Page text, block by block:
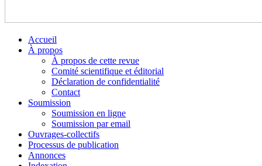
Accueil
À propos
À propos de cette revue
Comité scientifique et éditorial
Déclaration de confidentialité
Contact
Soumission
Soumission en ligne
Soumission par email
Ouvrages-collectifs
Processus de publication
Annonces